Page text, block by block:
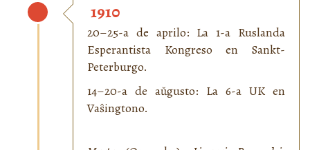
1910
20–25-a de aprilo: La 1-a Ruslanda
Esperantista Kongreso en Sankt-
Peterburgo.
14–20-a de aŭgusto: La 6-a UK en
Vaŝingtono.